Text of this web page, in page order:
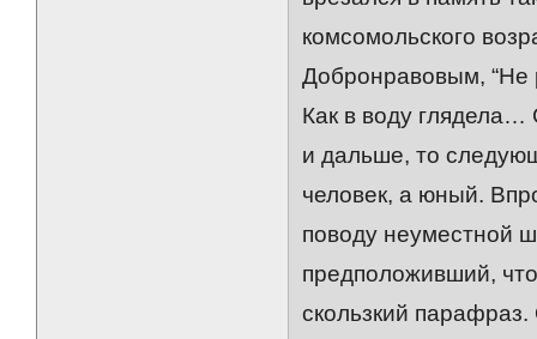
комсомольского
Добронравовым, “Не
Как в воду глядела…
и дальше, то
человек, а юный.
поводу неуместной
предположивший,
скользкий